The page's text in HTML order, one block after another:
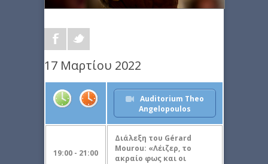
17 Μαρτίου 2022
Auditorium Theo
Angelopoulos
19:00 - 21:00
Διάλεξη του Gérard
Mourou: «Λέιζερ, το
ακραίο φως και οι